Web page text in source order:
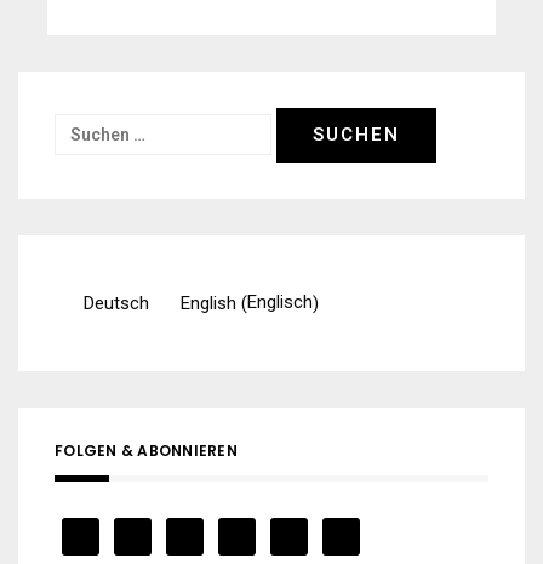
Suchen
Deutsch English (Englisch)
FOLGEN & ABONNIEREN